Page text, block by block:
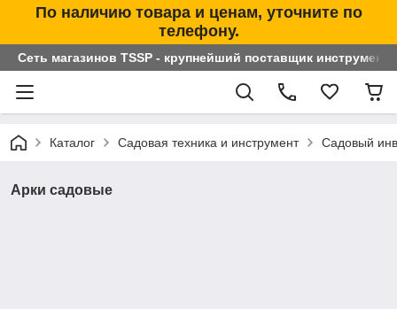
По наличию товара и ценам, уточните по
телефону.
Сеть магазинов TSSP - крупнейший поставщик
Каталог Садовая техника и инструмент Садовый
Арки садовые